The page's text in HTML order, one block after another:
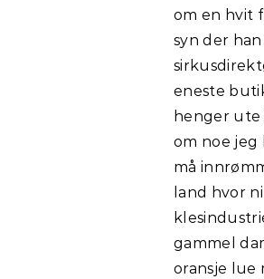
om en hvit
syn der
eneste
henger ute
om noe jeg
må
land hvor
gammel
oransje lue